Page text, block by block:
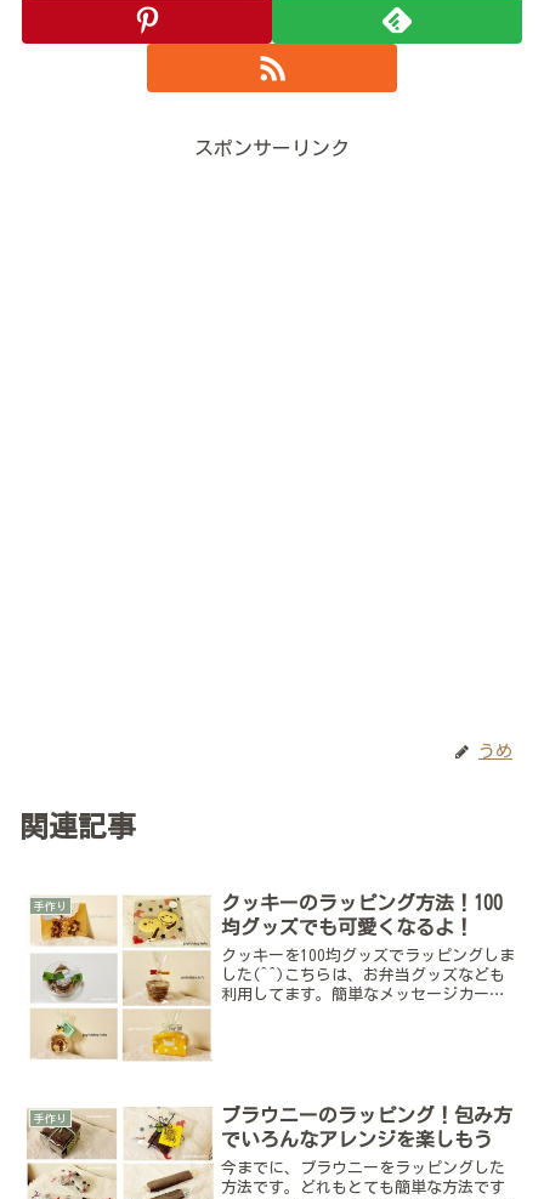
スポンサーリンク
うめ
関連記事
手作り
クッキーのラッピング方法！100
均グッズでも可愛くなるよ！
クッキーを100均グッズでラッピングしま
した(^^)こちらは、お弁当グッズなども
利用してます。簡単なメッセージカード
手作り
ブラウニーのラッピング！包み方
でいろんなアレンジを楽しもう
今までに、ブラウニーをラッピングした
方法です。どれもとても簡単な方法です